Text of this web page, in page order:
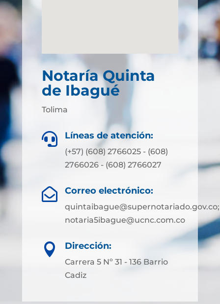
Notaría Quinta
de Ibagué
Tolima
 Líneas de atención:
(+57) (608) 2766025 - (608)
2766026 - (608) 2766027
 Correo electrónico:
quintaibague@supernotariado.gov.co;
notaria5ibague@ucnc.com.co
 Dirección:
Carrera 5 Nº 31 - 136 Barrio
Cadiz